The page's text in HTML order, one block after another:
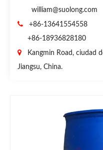
william@suolong.com

+86-13641554558
+86-18936828180

Kangmin Road, ciudad
Jiangsu, China.